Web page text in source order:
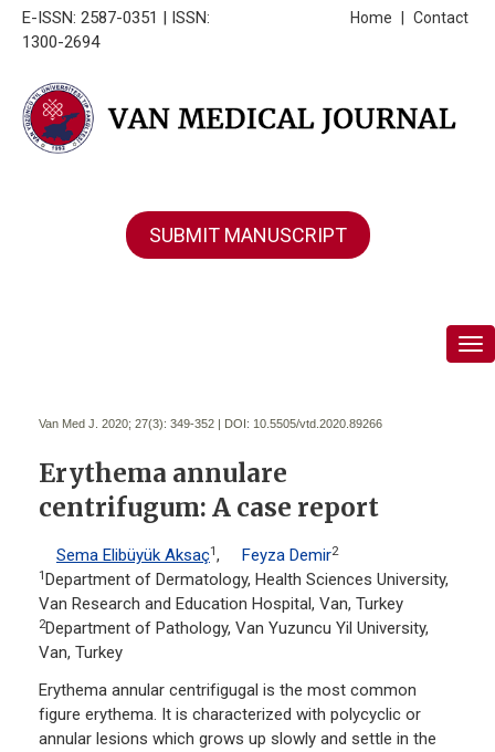
E-ISSN: 2587-0351 | ISSN:
1300-2694
Contact
Home
SUBMIT MANUSCRIPT
Van Med J. 2020; 27(3): 349-352 | DOI: 10.5505/vtd.2020.89266
Erythema annulare
centrifugum: A case report
Sema Elibüyük Aksaç1, Feyza Demir2
1 Department of Dermatology, Health Sciences University,
Van Research and Education Hospital, Van, Turkey
2Department of Pathology, Van Yuzuncu Yil University,
Van, Turkey
Erythema annular centrifigugal is the most common
figure erythema. It is characterized with polycyclic or
annular lesions which grows up slowly and settle in the